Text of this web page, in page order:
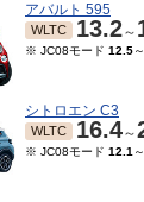
アバルト 595
WLTC 13.2～
※ JC08モード 12.5～
シトロエン C3
WLTC 16.4～
※ JC08モード 12.1 ～